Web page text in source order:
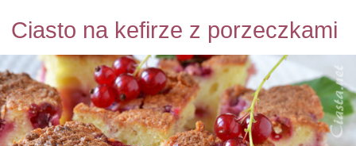
Ciasto na kefirze z porzeczkami